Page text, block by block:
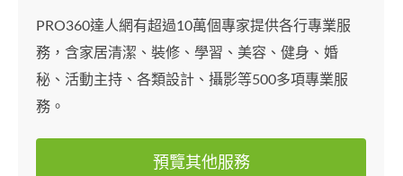
PRO360達人網有超過10萬個專家提供各行專業服
務，含家居清潔、裝修、學習、美容、健身、婚
秘、活動主持、各類設計、攝影等500多項專業服
務。
預覽其他服務